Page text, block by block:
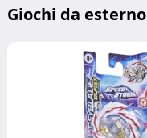
Giochi da esterno